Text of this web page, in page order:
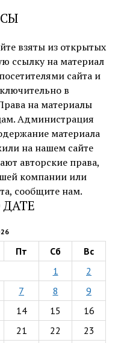
взяты из открытых
ссылку на материал
сайта и
в
на материалы
Администрация
материала
на нашем сайте
авторские права,
компании или
сообщите нам.
Пт Сб
Вс
1
2
7 8
9
14 15
16
21 22 23